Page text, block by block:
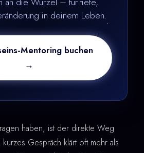
in deinem Leben.
Mentoring buchen
→
haben, ist der direkte Weg
Gespräch klärt oft mehr als